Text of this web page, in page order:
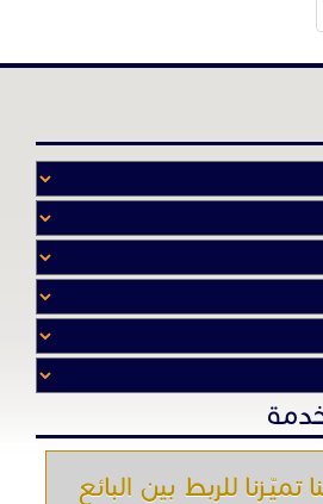
تميّـزنا للربط بين البائع